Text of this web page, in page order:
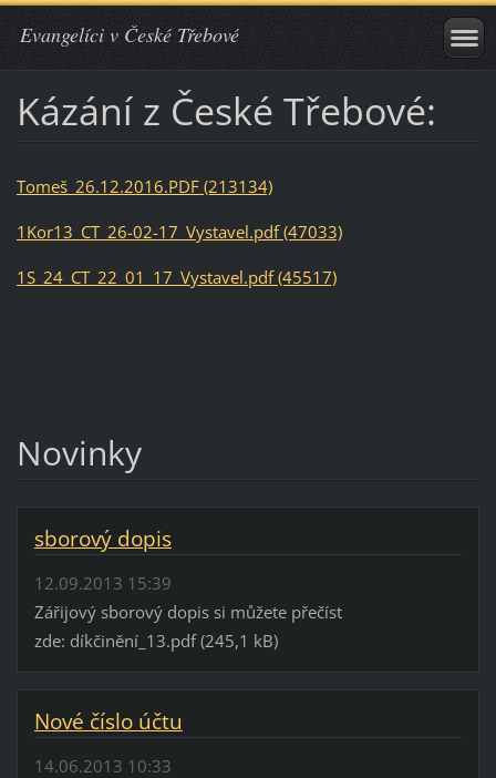
Evangelíci v České Třebové
Kázání z České Třebové:
Tomeš_26.12.2016.PDF (213134)
1Kor13_CT_26-02-17_Vystavel.pdf (47033)
1S_24_CT_22_01_17_Vystavel.pdf (45517)
Novinky
sborový dopis
12.09.2013 15:39
Zářijový sborový dopis si můžete přečíst
zde: díkčinění_13.pdf (245,1 kB)
Nové číslo účtu
14.06.2013 10:33